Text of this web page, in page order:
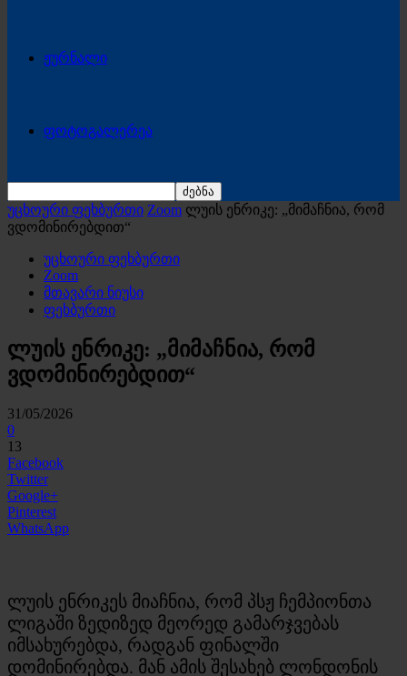
ჟურნალი
ფოტოგალერეა
უცხოური ფეხბურთი Zoom ლუის ენრიკე: „მიმაჩნია, რომ
ვდომინირებდით“
უცხოური ფეხბურთი
Zoom
მთავარი ნიუსი
ფეხბურთი
ლუის ენრიკე: „მიმაჩნია, რომ
ვდომინირებდით“
31/05/2026
0
13
Facebook
Twitter
Google+
Pinterest
WhatsApp
ლუის ენრიკეს მიაჩნია, რომ პსჟ ჩემპიონთა
ლიგაში ზედიზედ მეორედ გამარჯვებას
იმსახურებდა, რადგან ფინალში
დომინირებდა. მან ამის შესახებ ლონდონის